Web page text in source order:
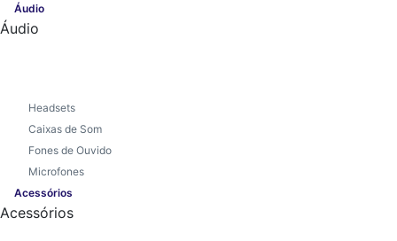
Áudio
Áudio
Headsets
Caixas de Som
Fones de Ouvido
Microfones
Acessórios
Acessórios